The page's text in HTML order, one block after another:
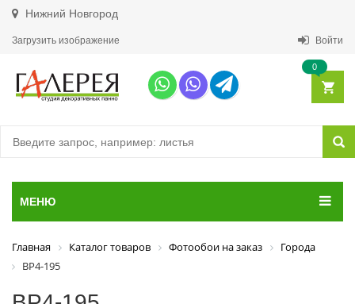
Нижний Новгород
Загрузить изображение Войти
0
МЕНЮ
Главная Каталог товаров Фотообои на заказ
Города
ВР4-195